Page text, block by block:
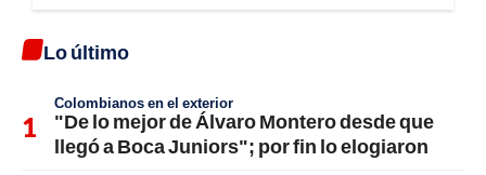
Lo último
Colombianos en el exterior
"De lo mejor de Álvaro Montero desde que
llegó a Boca Juniors"; por fin lo elogiaron